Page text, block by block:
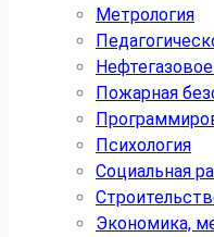
Метрология
Пожарная
Психология
Социальная
Экономика,